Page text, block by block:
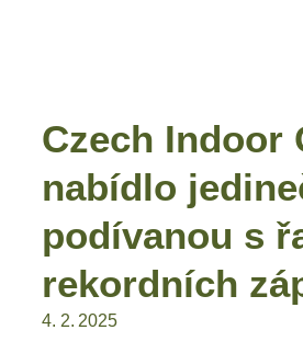
Czech Indoor
nabídlo
podívanou s
rekordních
4. 2. 2025